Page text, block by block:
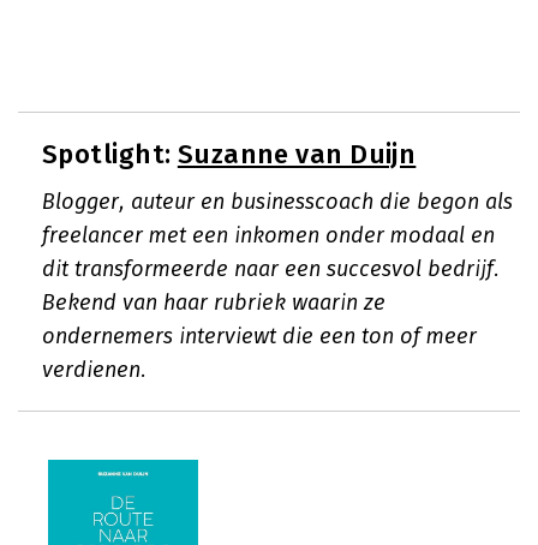
Spotlight: Suzanne van Duijn
Blogger, auteur en businesscoach die begon als
freelancer met een inkomen onder modaal en
dit transformeerde naar een succesvol bedrijf.
Bekend van haar rubriek waarin ze
ondernemers interviewt die een ton of meer
verdienen.